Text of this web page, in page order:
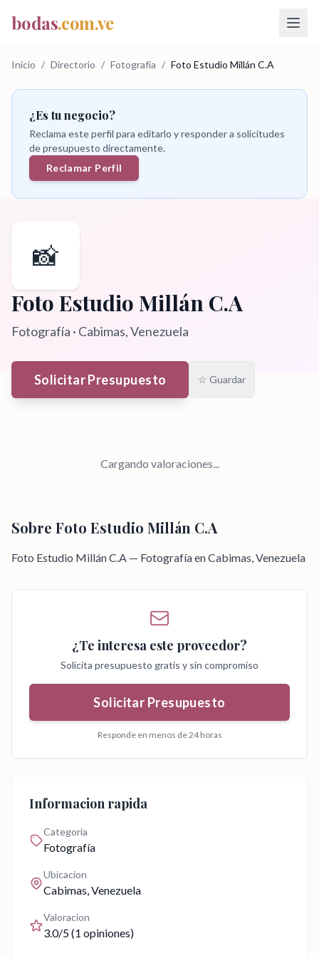
bodas.com.ve
Inicio / Directorio / Fotografía / Foto Estudio Millán C.A
¿Es tu negocio?
Reclama este perfil para editarlo y responder a solicitudes
de presupuesto directamente.
Reclamar Perfil
📸
Foto Estudio Millán C.A
Fotografía · Cabimas, Venezuela
Solicitar Presupuesto ☆ Guardar
Cargando valoraciones...
Sobre Foto Estudio Millán C.A
Foto Estudio Millán C.A — Fotografía en Cabimas, Venezuela
¿Te interesa este proveedor?
Solicita presupuesto gratis y sin compromiso
Solicitar Presupuesto
Responde en menos de 24 horas
Informacion rapida
Categoria
Fotografía
Ubicacion
Cabimas, Venezuela
Valoracion
3.0/5 (1 opiniones)